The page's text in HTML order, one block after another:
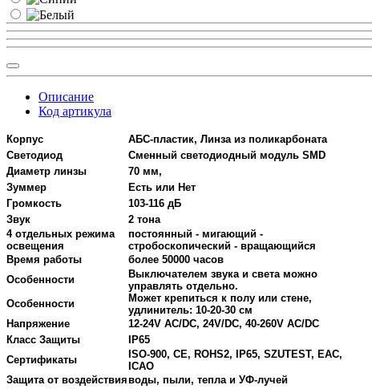
Описание
Код артикула
Корпус
АБС-пластик, Линза из поликарбоната
Светодиод
Сменный светодиодный модуль SMD
Диаметр линзы
70 мм,
Зуммер
Есть или Нет
Громкость
103-116 дБ
Звук
2 тона
4 отдельных режима
освещения
постоянный - мигающий -
стробоскопический - вращающийся
Время работы
более 50000 часов
Особенности
Выключателем звука и света можно
управлять отдельно.
Особенности
Может крепиться к полу или стене,
удлинитель: 10-20-30 см
Напряжение
12-24V AC/DC, 24V/DC, 40-260V AC/DC
Класс Защиты
IP65
Сертификаты
ISO-900, CE, ROHS2, IP65, SZUTEST, EAC,
ICAO
Защита от воздействияводы, пыли, тепла и УФ-лучей